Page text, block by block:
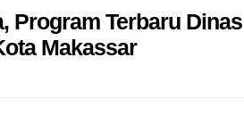
Program Terbaru Dinas
Makassar